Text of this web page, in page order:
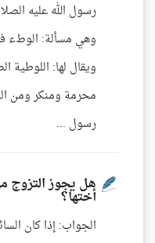
رسول الله عليه
وهي مسألة: الوطء
ويقال لها: اللوطية
محرمة ومنكر ومن
رسول ...
هل يجوز التزوج
أختها؟
الجواب: إذا كان